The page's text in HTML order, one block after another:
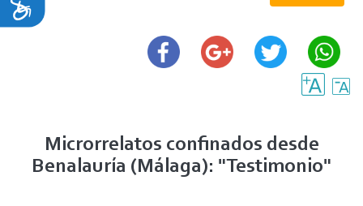
Microrrelatos confinados desde
Benalauría (Málaga): "Testimonio"